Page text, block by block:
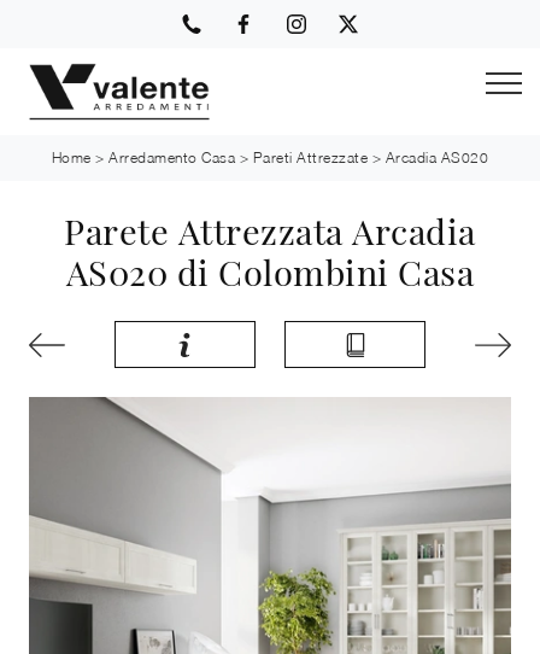
Home >Arredamento Casa > Pareti Attrezzate > Arcadia AS020
Parete Attrezzata Arcadia
AS020 di Colombini Casa